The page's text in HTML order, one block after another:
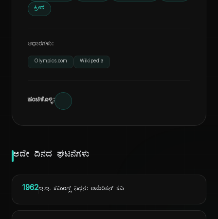
ಕ್ರೀಡೆ
ಆಧಾರಗಳು:
Olympics.com Wikipedia
ಹಂಚಿಕೊಳ್ಳಿ:
ಅದೇ ದಿನದ ಘಟನೆಗಳು
1962ಇ.ಇ. ಕಮಿಂಗ್ಸ್ ನಿಧನ: ಅಮೆರಿಕನ್ ಕವಿ